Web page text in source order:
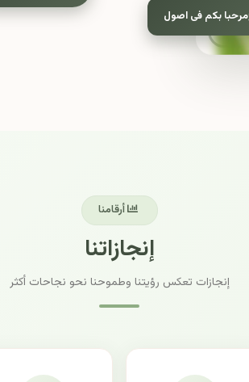
مرحبا بكم فى اصول
أرقامنا
إنجازاتنا
إنجازات تعكس رؤيتنا وطموحنا نحو نجاحات أكثر